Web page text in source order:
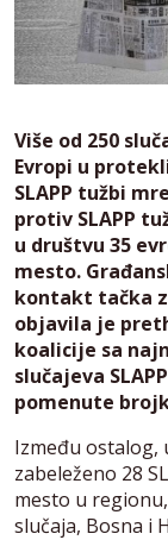
Više od 250
Evropi u
SLAPP tužbi
protiv SLAPP
u društvu 35
mesto.
kontakt tačka
objavila je
koalicije sa
slučajeva
pomenute
Između ostalog,
zabeleženo 28
mesto u
slučaja, Bosna i